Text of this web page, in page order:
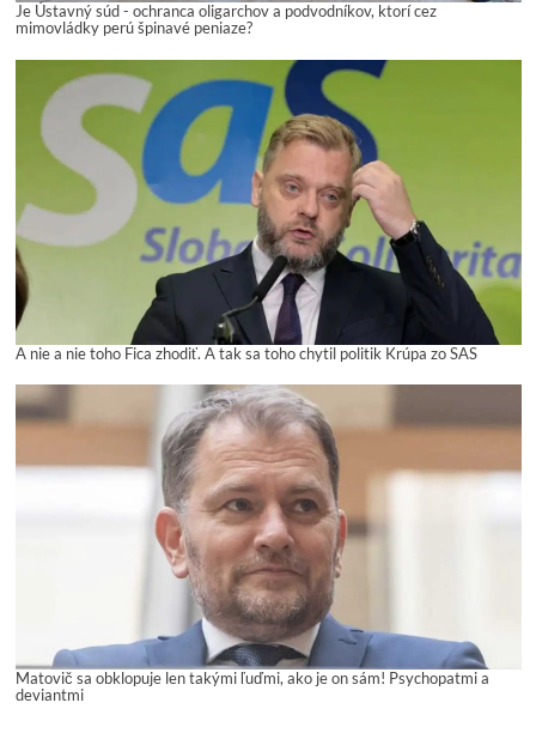
Je Ústavný súd - ochranca oligarchov a podvodníkov, ktorí cez
mimovládky perú špinavé peniaze?
A nie a nie toho Fica zhodiť. A tak sa toho chytil politik Krúpa zo SAS
Matovič sa obklopuje len takými ľuďmi, ako je on sám! Psychopatmi a
deviantmi